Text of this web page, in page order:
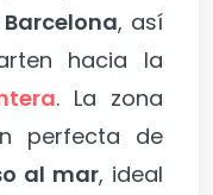
, así
hacia la
. La zona
perfecta de
al mar, ideal